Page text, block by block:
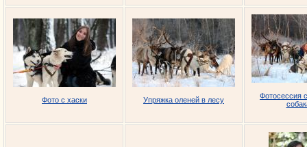
Фото с хаски Упряжка оленей в лесу
Фотосессия